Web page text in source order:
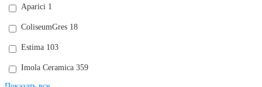
Aparici 1
ColiseumGres 18
Estima 103
Imola Ceramica 359